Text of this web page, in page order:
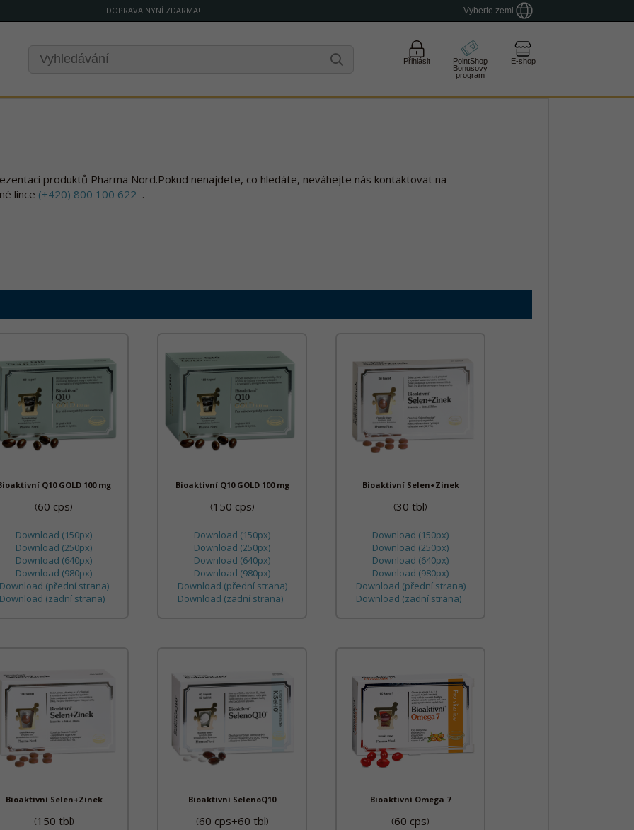
DOPRAVA NYNÍ ZDARMA! Vyberte zemi
Přihlásit
PointShop
Bonusový
program
E-shop
produktů Pharma Nord.Pokud nenajdete, co hledáte, neváhejte nás kontaktovat na
lince (+420) 800 100 622 .
Q10 GOLD 100 mg
(60 cps)
Download (150px)
Download (250px)
Download (640px)
Download (980px)
Download (přední strana)
Download (zadní strana)
Bioaktivní Q10 GOLD 100 mg
(150 cps)
Download (150px)
Download (250px)
Download (640px)
Download (980px)
Download (přední strana)
Download (zadní strana)
Bioaktivní Selen+Zinek
(30 tbl)
Download (150px)
Download (250px)
Download (640px)
Download (980px)
Download (přední strana)
Download (zadní strana)
Bioaktivní Selen+Zinek
(150 tbl)
Bioaktivní SelenoQ10
(60 cps+60 tbl)
Bioaktivní Omega 7
(60 cps)